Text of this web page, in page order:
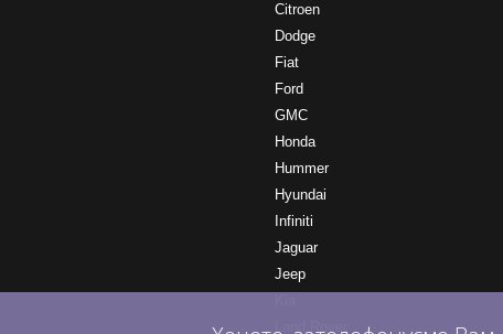
Citroen
Dodge
Fiat
Ford
GMC
Honda
Hummer
Hyundai
Infiniti
Jaguar
Jeep